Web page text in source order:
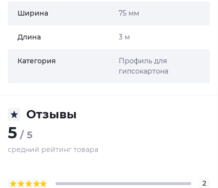
Ширина 75 мм
Длина 3 м
Категория
Профиль для
гипсокартона
Отзывы
5 / 5
средний рейтинг товара
2